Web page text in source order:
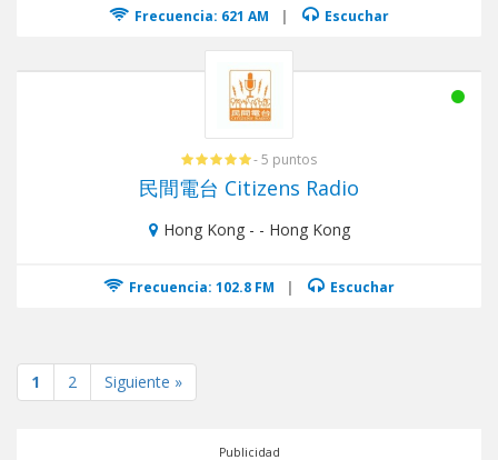
Frecuencia: 621 AM | Escuchar
- 5 puntos
民間電台 Citizens Radio
Hong Kong - - Hong Kong
Frecuencia: 102.8 FM | Escuchar
1 2 Siguiente »
Publicidad